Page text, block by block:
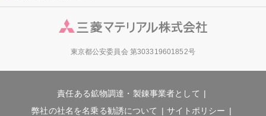
東京都公安委員会 第303319601852号
責任ある鉱物調達・製錬事業者として
弊社の社名を名乗る勧誘について
サイトポリシー